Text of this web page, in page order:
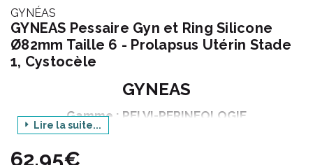
GYNÉAS
GYNEAS Pessaire Gyn et Ring Silicone
Ø82mm Taille 6 - Prolapsus Utérin Stade
1, Cystocèle
GYNEAS
Gamme : PELVI-PERINEOLOGIE
Produit : PESSAIRE GYN & RING ANNEAU
Lire la suite...
62,95€